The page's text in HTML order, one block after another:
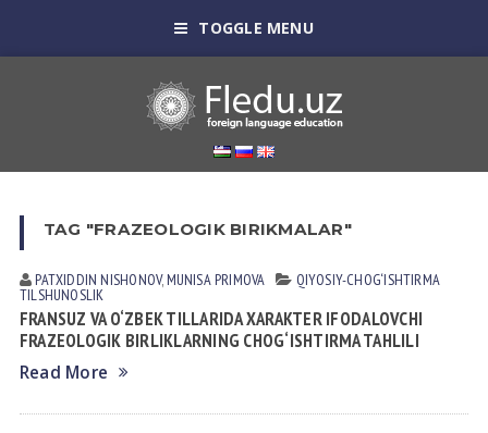
TOGGLE MENU
TAG "FRAZEOLOGIK BIRIKMALAR"
PATXIDDIN NISHONOV, MUNISA PRIMOVA QIYOSIY-CHOG‘ISHTIRMA
TILSHUNOSLIK
FRANSUZ VA O‘ZBEK TILLARIDA XARAKTER IFODALOVCHI
FRAZEOLOGIK BIRLIKLARNING CHOG‘ISHTIRMA TAHLILI
Read More